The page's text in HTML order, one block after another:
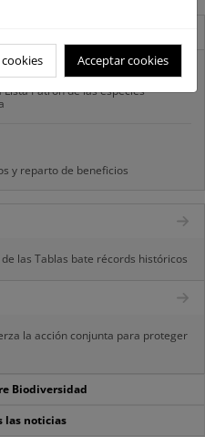
Lista Patrón de las especies
y reparto de beneficios
las Tablas bate récords históricos
la acción conjunta para proteger
Biodiversidad
las noticias
Acceptar cookies